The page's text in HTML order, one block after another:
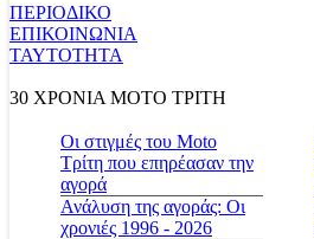
ΠΕΡΙΟΔΙΚΟ
ΕΠΙΚΟΙΝΩΝΙΑ
ΤΑΥΤΟΤΗΤΑ
30 ΧΡΟΝΙΑ MOTO ΤΡΙΤΗ
Οι στιγμές του Moto
Τρίτη που επηρέασαν την
αγορά
Ανάλυση της αγοράς: Οι
χρονιές 1996 - 2026